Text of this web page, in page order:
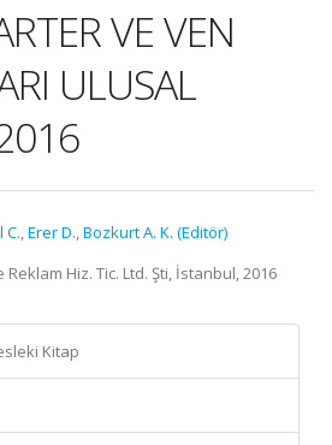
VE VEN
ULUSAL
C.,Erer D.,Bozkurt A. K. (Editör)
Reklam Hiz. Tic. Ltd. Şti, İstanbul, 2016
Kitap